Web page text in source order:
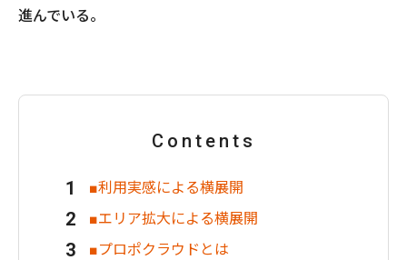
進んでいる。
Contents
■利用実感による横展開
■エリア拡大による横展開
■プロポクラウドとは